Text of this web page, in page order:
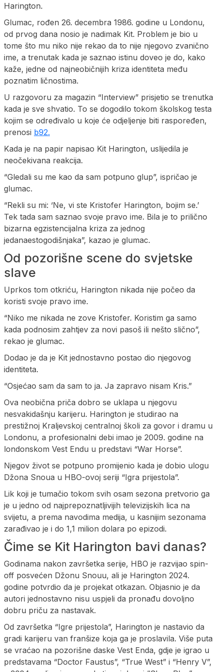
Harington.
Glumac, rođen 26. decembra 1986. godine u Londonu,
od prvog dana nosio je nadimak Kit. Problem je bio u
tome što mu niko nije rekao da to nije njegovo zvanično
ime, a trenutak kada je saznao istinu doveo je do, kako
kaže, jedne od najneobičnijih kriza identiteta među
poznatim ličnostima.
U razgovoru za magazin “Interview” prisjetio se trenutka
kada je sve shvatio. To se dogodilo tokom školskog testa
kojim se određivalo u koje će odjeljenje biti raspoređen,
prenosi b92.
Kada je na papir napisao Kit Harington, uslijedila je
neočekivana reakcija.
“Gledali su me kao da sam potpuno glup”, ispričao je
glumac.
“Rekli su mi: ‘Ne, vi ste Kristofer Harington, bojim se.’
Tek tada sam saznao svoje pravo ime. Bila je to prilično
bizarna egzistencijalna kriza za jednog
jedanaestogodišnjaka”, kazao je glumac.
Od pozorišne scene do svjetske
slave
Uprkos tom otkriću, Harington nikada nije počeo da
koristi svoje pravo ime.
“Niko me nikada ne zove Kristofer. Koristim ga samo
kada podnosim zahtjev za novi pasoš ili nešto slično”,
rekao je glumac.
Dodao je da je Kit jednostavno postao dio njegovog
identiteta.
“Osjećao sam da sam to ja. Ja zapravo nisam Kris.”
Ova neobična priča dobro se uklapa u njegovu
nesvakidašnju karijeru. Harington je studirao na
prestižnoj Kraljevskoj centralnoj školi za govor i dramu u
Londonu, a profesionalni debi imao je 2009. godine na
londonskom Vest Endu u predstavi “War Horse”.
Njegov život se potpuno promijenio kada je dobio ulogu
Džona Snoua u HBO-ovoj seriji “Igra prijestola”.
Lik koji je tumačio tokom svih osam sezona pretvorio ga
je u jedno od najprepoznatljivijih televizijskih lica na
svijetu, a prema navodima medija, u kasnijim sezonama
zarađivao je i do 1,1 milion dolara po epizodi.
Čime se Kit Harington bavi danas?
Godinama nakon završetka serije, HBO je razvijao spin-
off posvećen Džonu Snouu, ali je Harington 2024.
godine potvrdio da je projekat otkazan. Objasnio je da
autori jednostavno nisu uspjeli da pronađu dovoljno
dobru priču za nastavak.
Od završetka “Igre prijestola”, Harington je nastavio da
gradi karijeru van franšize koja ga je proslavila. Više puta
se vraćao na pozorišne daske Vest Enda, gdje je igrao u
predstavama “Doctor Faustus”, “True West” i “Henry V”,